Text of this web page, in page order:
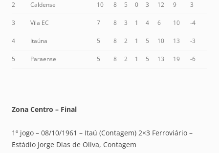
2 Caldense 10 8 5 0 3 12 9 3
3 Vila EC 7 8 3 1 4 6 10 -4
4 Itaúna 5 8 2 1 5 10 13 -3
5 Paraense 5 8 2 1 5 13 19 -6
Zona Centro – Final
1º jogo – 08/10/1961 – Itaú (Contagem) 2×3 Ferroviário –
Estádio Jorge Dias de Oliva, Contagem